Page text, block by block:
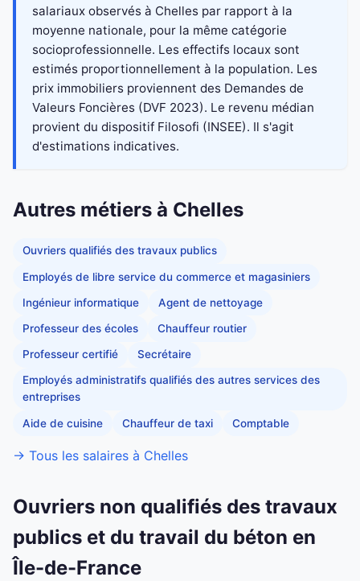
salariaux observés à Chelles par rapport à la
moyenne nationale, pour la même catégorie
socioprofessionnelle. Les effectifs locaux sont
estimés proportionnellement à la population. Les
prix immobiliers proviennent des Demandes de
Valeurs Foncières (DVF 2023). Le revenu médian
provient du dispositif Filosofi (INSEE). Il s'agit
d'estimations indicatives.
Autres métiers à Chelles
Ouvriers qualifiés des travaux publics
Employés de libre service du commerce et magasiniers
Ingénieur informatique Agent de nettoyage
Professeur des écoles Chauffeur routier
Professeur certifié Secrétaire
Employés administratifs qualifiés des autres services des
entreprises
Aide de cuisine Chauffeur de taxi Comptable
→ Tous les salaires à Chelles
Ouvriers non qualifiés des travaux
publics et du travail du béton en
Île-de-France